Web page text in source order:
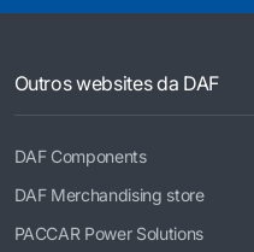
Outros websites da DAF
DAF Components
DAF Merchandising store
PACCAR Power Solutions